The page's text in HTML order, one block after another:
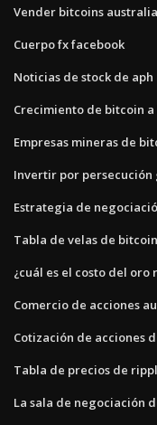
Vender bitcoins australia
Cuerpo fx facebook
Noticias de stock de aph
Crecimiento de bitcoin
Empresas mineras de
Invertir por persecución
Estrategia de
Tabla de velas de
¿cuál es el costo del oro
Comercio de acciones
Cotización de acciones
Tabla de precios de
La sala de negociación